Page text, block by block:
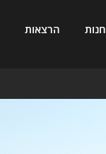
חנות הרצאות